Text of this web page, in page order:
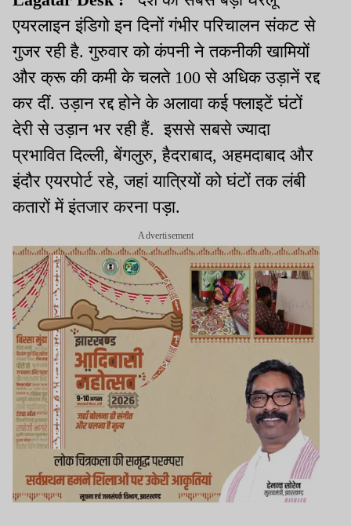
एयरलाइन इंडिगो इन दिनों गंभीर परिचालन संकट से
गुजर रही है. गुरुवार को कंपनी ने तकनीकी खामियों
और क्रू की कमी के चलते 100 से अधिक उड़ानें रद्द
कर दीं. उड़ान रद्द होने के अलावा कई फ्लाइटें घंटों
देरी से उड़ान भर रही हैं. इससे सबसे ज्यादा
प्रभावित दिल्ली, बेंगलुरु, हैदराबाद, अहमदाबाद और
इंदौर एयरपोर्ट रहे, जहां यात्रियों को घंटों तक लंबी
कतारों में इंतजार करना पड़ा.
Advertisement